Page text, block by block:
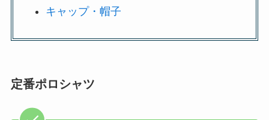
キャップ・帽子
定番ポロシャツ